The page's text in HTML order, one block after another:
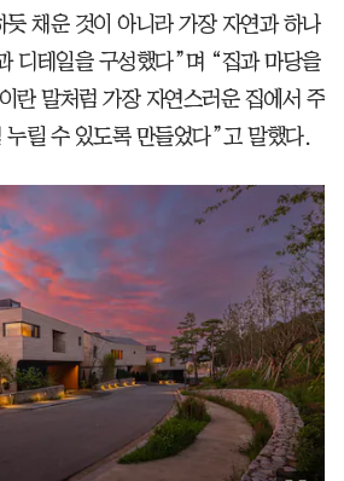
듯 채운 것이 아니라 가장 자연과 하나
디테일을 구성했다”며 “집과 마당을
란 말처럼 가장 자연스러운 집에서 주
누릴 수 있도록 만들었다”고 말했다.